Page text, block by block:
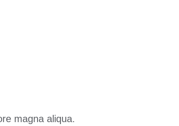
magna aliqua.